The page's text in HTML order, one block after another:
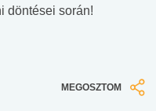
döntései során!
MEGOSZTOM